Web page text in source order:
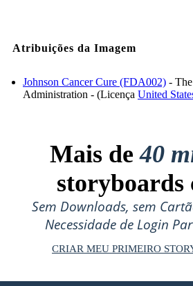
Atribuições da Imagem
Johnson Cancer Cure (FDA002) -
Administration - (Licença United
Mais de40
storyboards
Sem Downloads, sem
Necessidade de Login
CRIAR MEU PRIMEIRO